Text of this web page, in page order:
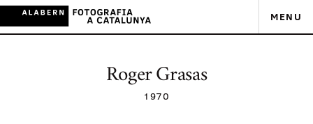
MENU
Roger Grasas
1970